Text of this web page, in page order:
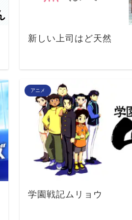
新しい上司はど天然
アニメ
学園戦記ムリョウ